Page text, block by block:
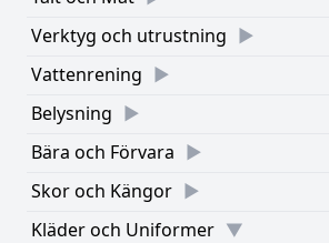
Verktyg och utrustning
Vattenrening
Belysning
Bära och Förvara
Skor och Kängor
Kläder och Uniformer